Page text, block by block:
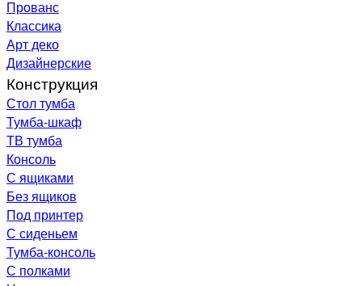
Прованс
Классика
Арт деко
Дизайнерские
Конструкция
Стол тумба
Тумба-шкаф
ТВ тумба
Консоль
С ящиками
Без ящиков
Под принтер
С сиденьем
Тумба-консоль
С полками